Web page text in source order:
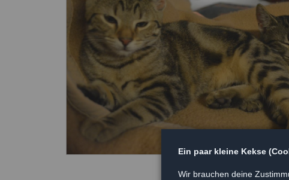
Ein paar kleine Kekse
Wir brauchen deine